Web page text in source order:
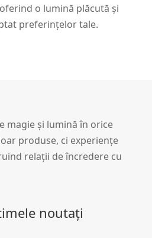
o lumină plăcută și
preferințelor tale.
magie și lumină în orice
produse, ci experiențe
relații de încredere cu
noutați